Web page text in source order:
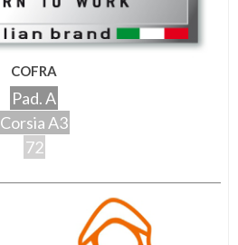
COFRA
Pad. A
Corsia A3
72